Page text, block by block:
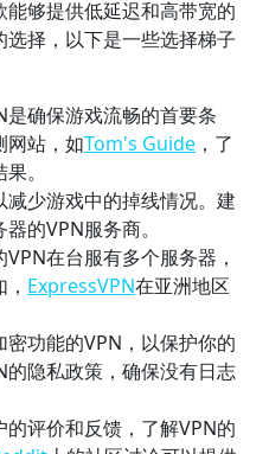
够提供低延迟和高带宽的
择，以下是一些选择梯子
是确保游戏流畅的首要条
网站，如Tom's Guide ，了
。
减少游戏中的掉线情况。建
的VPN服务商。
在台服有多个服务器，
ExpressVPN在亚洲地区
密功能的VPN，以保护你的
隐私政策，确保没有日志
的评价和反馈，了解VPN的